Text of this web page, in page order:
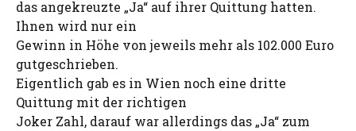
das angekreuzte „Ja“ auf ihrer Quittung hatten.
Ihnen wird nur ein
Gewinn in Höhe von jeweils mehr als 102.000 Euro
gutgeschrieben.
Eigentlich gab es in Wien noch eine dritte
Quittung mit der richtigen
Joker Zahl, darauf war allerdings das „Ja“ zum